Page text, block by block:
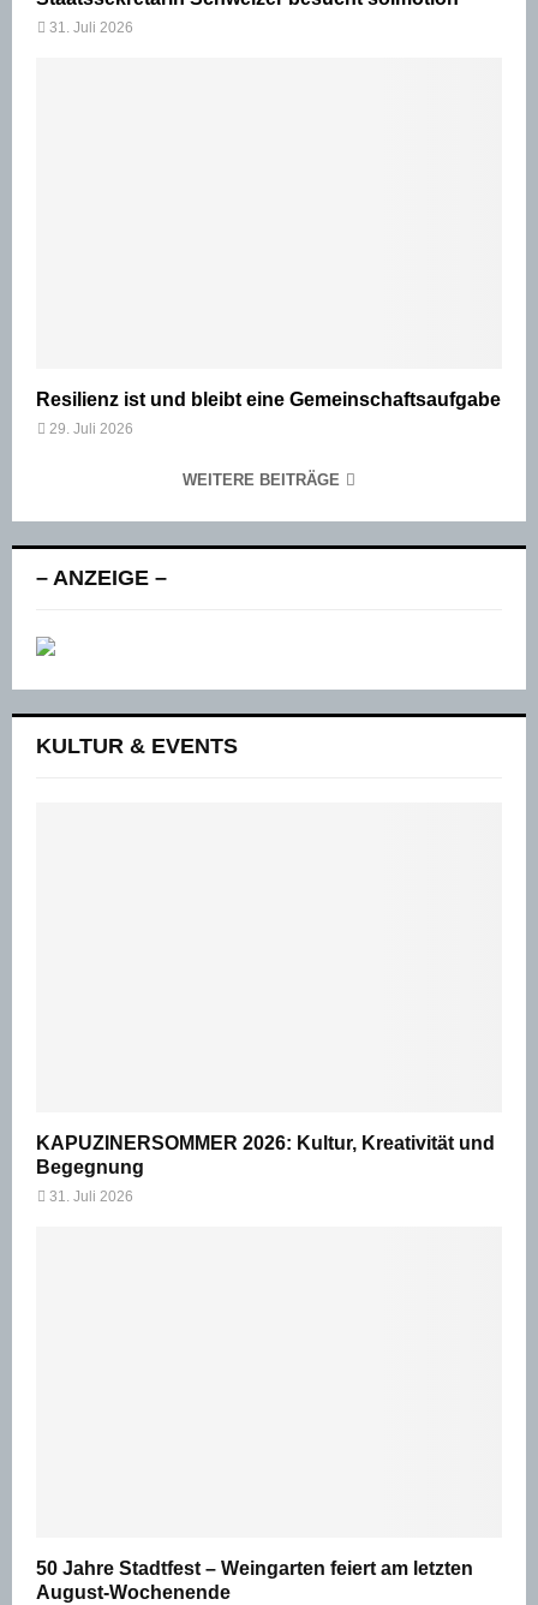
31. Juli 2026
Resilienz ist und bleibt eine Gemeinschaftsaufgabe
29. Juli 2026
WEITERE BEITRÄGE
– ANZEIGE –
KULTUR & EVENTS
KAPUZINERSOMMER 2026: Kultur, Kreativität und
Begegnung
31. Juli 2026
50 Jahre Stadtfest – Weingarten feiert am letzten
August-Wochenende